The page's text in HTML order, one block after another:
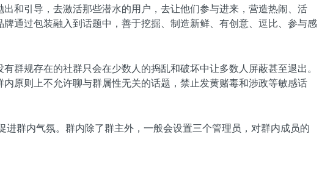
和引导，去激活那些潜水的用户，去让他们参与进来，营造热闹、活
通过包装融入到话题中，善于挖掘、制造新鲜、有创意、逗比、参与感
群规存在的社群只会在少数人的捣乱和破坏中让多数人屏蔽甚至退出。
原则上不允许聊与群属性无关的话题，禁止发黄赌毒和涉政等敏感话
群内气氛。群内除了群主外，一般会设置三个管理员，对群内成员的